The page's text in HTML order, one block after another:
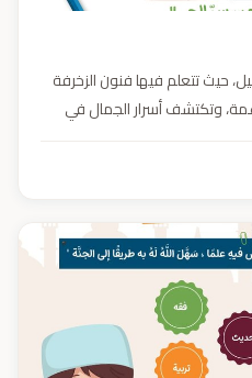
حيث تتعلم فيها فنون الزخرفة
وتكتشف أسرار الجمال في
فنية تعكس عبق التراث وسحر